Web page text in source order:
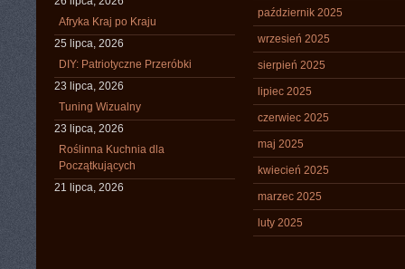
Afryka Kraj po Kraju
25 lipca, 2026
DIY: Patriotyczne Przeróbki
23 lipca, 2026
Tuning Wizualny
23 lipca, 2026
Roślinna Kuchnia dla
Początkujących
21 lipca, 2026
październik 2025
wrzesień 2025
sierpień 2025
lipiec 2025
czerwiec 2025
maj 2025
kwiecień 2025
marzec 2025
luty 2025